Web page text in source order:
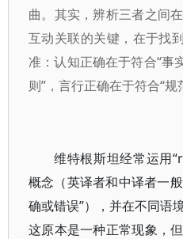
曲。其实，辨析三者之间
互动关联的关键，在于找
准：认知正确在于符合“事
则”，言行正确在于符合“规
维特根斯坦经常运用
概念（英译者和中译者一
确或错误”），并在不同语
这原本是一种正常现象，